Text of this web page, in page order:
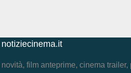
notiziecinema.it
novità, film anteprime, cinema